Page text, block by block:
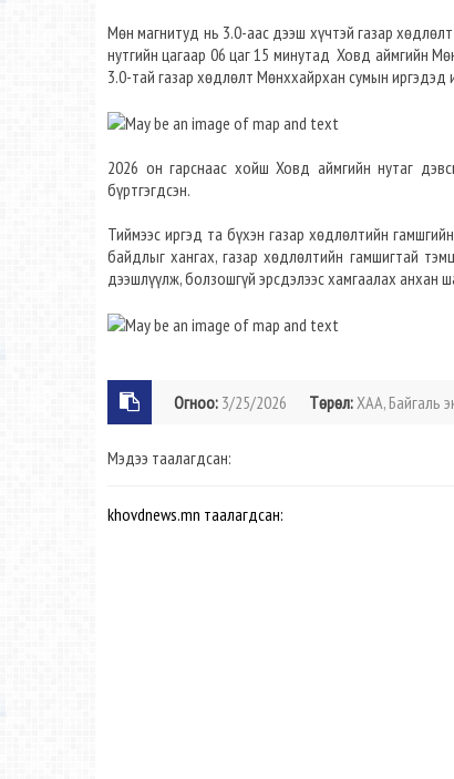
Мөн магнитуд нь 3.0-аас дээш хүчтэй газар
нутгийн цагаар 06 цаг 15 минутад Ховд аймгийн
3.0-тай газар хөдлөлт Мөнххайрхан сумын иргэдэд
2026 он гарснаас хойш Ховд аймгийн нутаг
бүртгэгдсэн.
Тиймээс иргэд та бүхэн газар хөдлөлтийн
байдлыг хангах, газар хөдлөлтийн гамшигтай
дээшлүүлж, болзошгүй эрсдэлээс хамгаалах
Огноо: 3/25/2026 Төрөл:ХАА, Байгаль
Мэдээ таалагдсан:
khovdnews.mn таалагдсан: